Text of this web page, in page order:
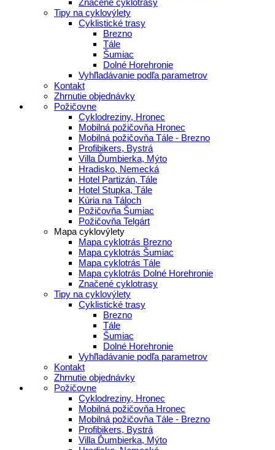
Značené cyklotrasy
Tipy na cyklovýlety
Cyklistické trasy
Brezno
Tále
Šumiac
Dolné Horehronie
Vyhľladávanie podľa parametrov
Kontakt
Zhrnutie objednávky
Požičovne
Cyklodreziny, Hronec
Mobilná požičovňa Hronec
Mobilná požičovňa Tále - Brezno
Profibikers, Bystrá
Villa Ďumbierka, Mýto
Hradisko, Nemecká
Hotel Partizán, Tále
Hotel Stupka, Tále
Kúria na Táloch
Požičovňa Šumiac
Požičovňa Telgárt
Mapa cyklovýlety
Mapa cyklotrás Brezno
Mapa cyklotrás Šumiac
Mapa cyklotrás Tále
Mapa cyklotrás Dolné Horehronie
Značené cyklotrasy
Tipy na cyklovýlety
Cyklistické trasy
Brezno
Tále
Šumiac
Dolné Horehronie
Vyhľladávanie podľa parametrov
Kontakt
Zhrnutie objednávky
Požičovne
Cyklodreziny, Hronec
Mobilná požičovňa Hronec
Mobilná požičovňa Tále - Brezno
Profibikers, Bystrá
Villa Ďumbierka, Mýto